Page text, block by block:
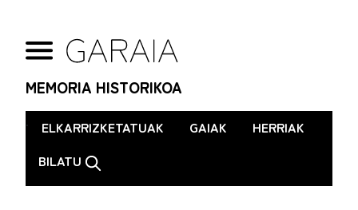
MEMORIA HISTORIKOA
. ELKARRIZKETATUAK GAIAK
HERRIAK
BILATU